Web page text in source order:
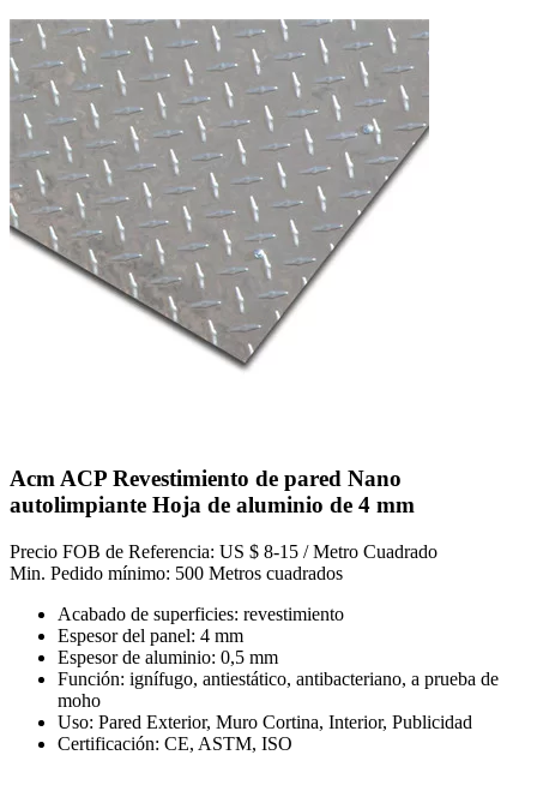
Acm ACP Revestimiento de pared Nano
autolimpiante Hoja de aluminio de 4 mm
Precio FOB de Referencia: US $ 8-15 / Metro Cuadrado
Min. Pedido mínimo: 500 Metros cuadrados
Acabado de superficies: revestimiento
Espesor del panel: 4 mm
Espesor de aluminio: 0,5 mm
Función: ignífugo, antiestático, antibacteriano, a prueba de
moho
Uso: Pared Exterior, Muro Cortina, Interior, Publicidad
Certificación: CE, ASTM, ISO